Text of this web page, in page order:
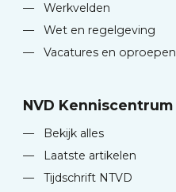
—
Werkvelden
—
Wet en regelgeving
—
Vacatures en oproepen
NVD Kenniscentrum
—
Bekijk alles
—
Laatste artikelen
—
Tijdschrift NTVD